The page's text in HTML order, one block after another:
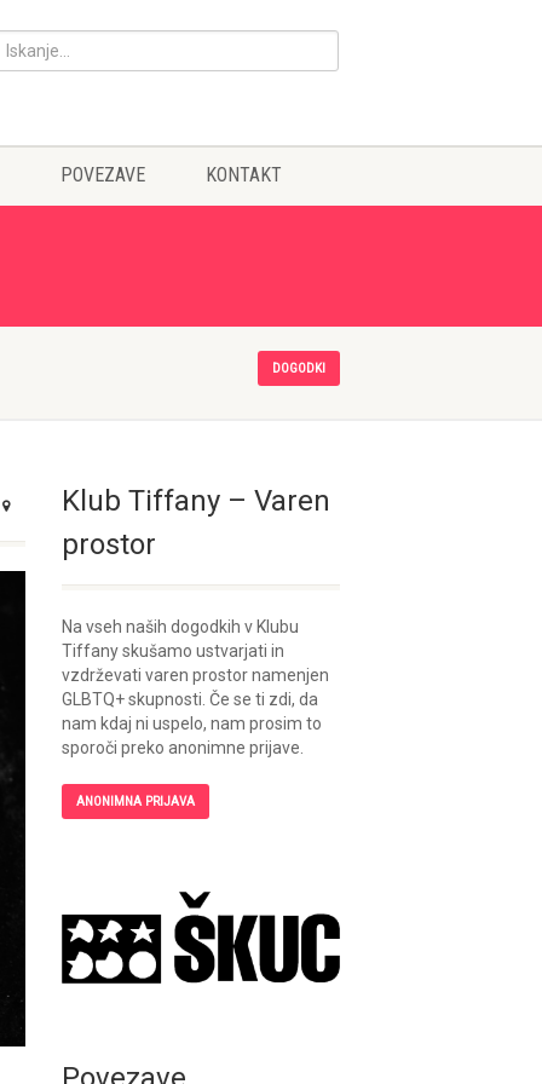
POVEZAVE KONTAKT
DOGODKI
Klub Tiffany – Varen
prostor
Na vseh naših dogodkih v Klubu
Tiffany skušamo ustvarjati in
vzdrževati varen prostor namenjen
GLBTQ+ skupnosti. Če se ti zdi, da
nam kdaj ni uspelo, nam prosim to
sporoči preko anonimne prijave.
ANONIMNA PRIJAVA